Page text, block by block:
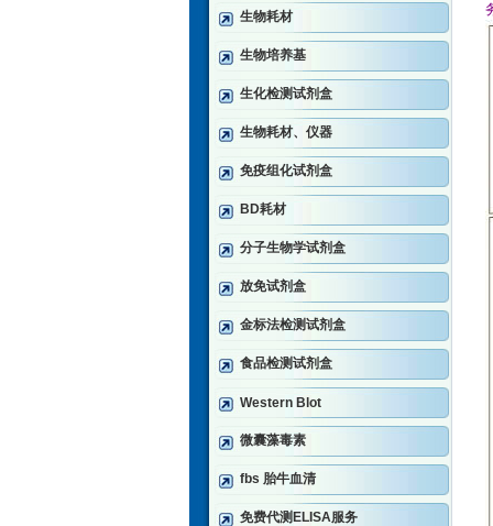
生物耗材
生物培养基
生化检测试剂盒
生物耗材、仪器
免疫组化试剂盒
BD耗材
分子生物学试剂盒
放免试剂盒
金标法检测试剂盒
食品检测试剂盒
Western Blot
微囊藻毒素
fbs 胎牛血清
免费代测ELISA服务